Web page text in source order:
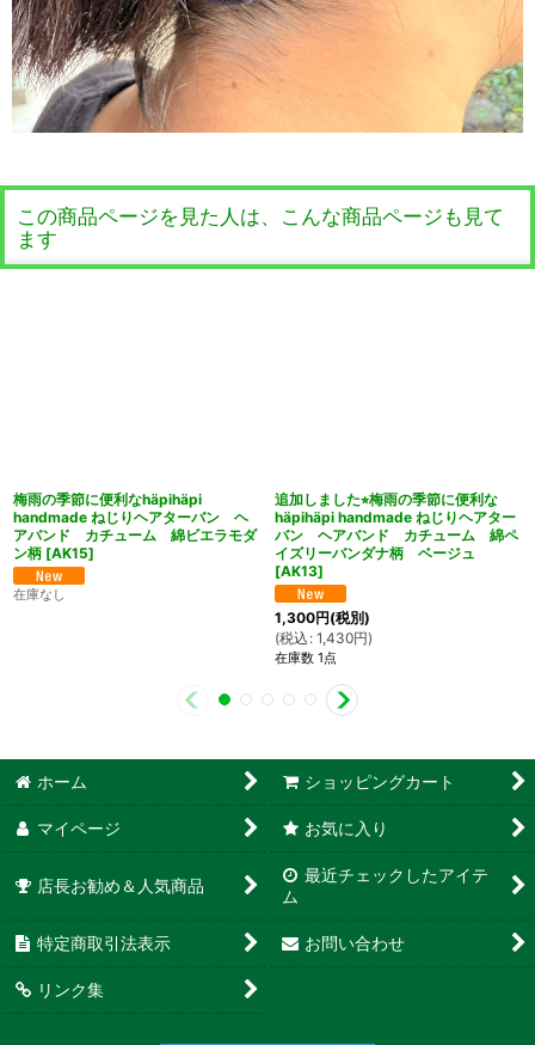
この商品ページを見た人は、こんな商品ページも見て
ます
梅雨の季節に便利なhäpihäpi
handmade ねじりヘアターバン ヘ
アバンド カチューム 綿ビエラモダ
ン柄 [AK15]
在庫なし
追加しました⭐︎梅雨の季節に便利な
häpihäpi handmade ねじりヘアター
バン ヘアバンド カチューム 綿ペ
イズリーバンダナ柄 ベージュ
[AK13]
1,300円(税別)
(税込 : 1,430円)
在庫数 1点
ホーム ショッピングカート
マイページ お気に入り
店長お勧め＆人気商品
最近チェックしたアイテ
ム
特定商取引法表示 お問い合わせ
リンク集